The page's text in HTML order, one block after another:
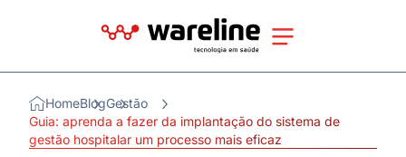
HomeBlogGestão
Guia: aprenda a fazer da implantação do sistema de
gestão hospitalar um processo mais eficaz